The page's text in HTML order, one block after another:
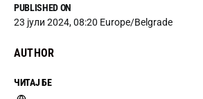
PUBLISHED ON
23 јули 2024, 08:20 Europe/Belgrade
AUTHOR
ЧИТАЈ БЕ